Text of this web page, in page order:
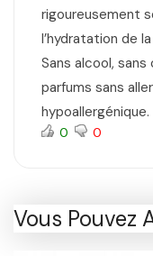
rigoureusement
l’hydratation de
Sans alcool, sans
parfums sans
hypoallergénique.
0 0
Vous Pouvez